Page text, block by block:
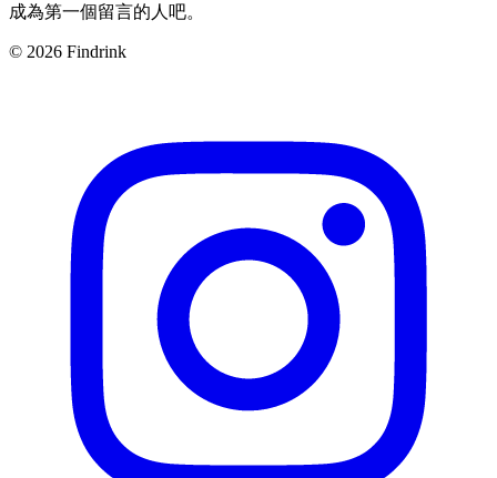
成為第一個留言的人吧。
© 2026 Findrink